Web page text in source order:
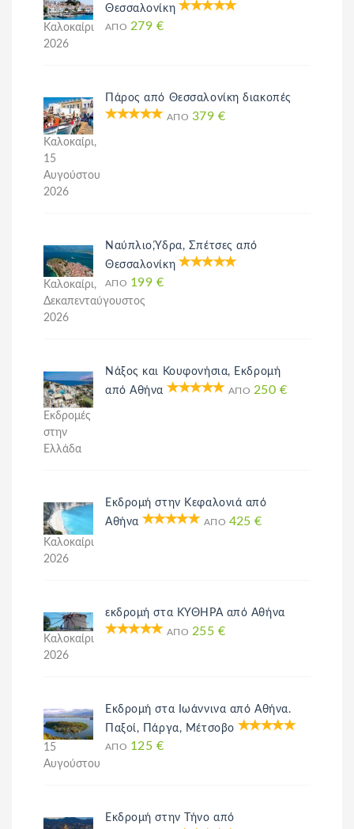
Καλοκαίρι
2026
Θεσσαλονίκη
ΑΠΌ 279 €
Καλοκαίρι,
15
Αυγούστου
2026
Πάρος από Θεσσαλονίκη διακοπές
ΑΠΌ 379 €
Καλοκαίρι,
Δεκαπενταύγουστος
2026
Ναύπλιο,Ύδρα, Σπέτσες από
Θεσσαλονίκη
ΑΠΌ 199 €
Εκδρομές
στην
Ελλάδα
Νάξος και Κουφονήσια, Εκδρομή
από Αθήνα
ΑΠΌ 250 €
Καλοκαίρι
2026
Εκδρομή στην Κεφαλονιά από
Αθήνα
ΑΠΌ 425 €
Καλοκαίρι
2026
εκδρομή στα ΚΥΘΗΡΑ από Αθήνα
ΑΠΌ 255 €
15
Αυγούστου
Εκδρομή στα Ιωάννινα από Αθήνα.
Παξοί, Πάργα, Μέτσοβο
ΑΠΌ 125 €
Εκδρομή στην Τήνο από